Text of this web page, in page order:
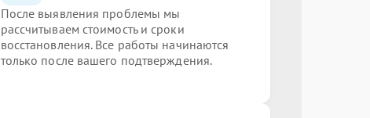
После выявления проблемы мы
рассчитываем стоимость и сроки
восстановления. Все работы начинаются
только после вашего подтверждения.